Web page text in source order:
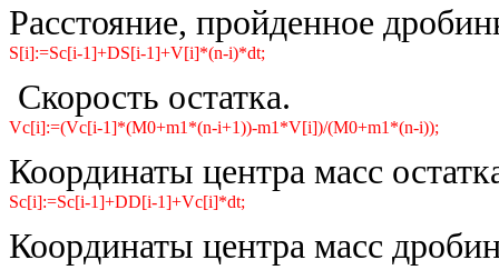
Расстояние, пройденное
S[i]:=Sc[i-1]+DS[i-1]+V[i]*(n-i)*dt;
Скорость остатка.
Vc[i]:=(Vc[i-1]*(M0+m1*(n-i+1))-m1*V[i])/(M0+m1*(n-i));
Координаты центра масс
Sc[i]:=Sc[i-1]+DD[i-1]+Vc[i]*dt;
Координаты центра масс